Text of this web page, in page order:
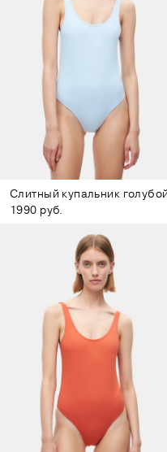
Слитный купальник
1990 руб.